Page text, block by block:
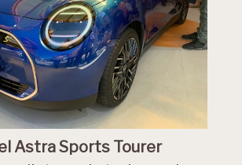
Astra Sports Tourer